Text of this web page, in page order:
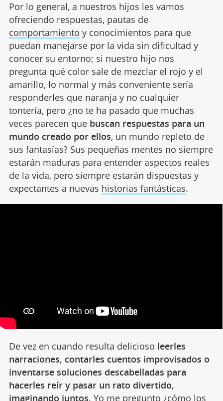
Por lo general, a nuestros hijos les vamos
ofreciendo respuestas, pautas de
comportamiento y conocimientos para que
puedan manejarse por la vida sin dificultad y
conocer su entorno; si nuestro hijo nos
pregunta qué color sale de mezclar el rojo y el
amarillo, lo normal y más conveniente sería
responderles que naranja y no cualquier
tontería, pero ¿no te ha pasado que muchas
veces parecen que buscan respuestas para un
mundo creado por ellos, un mundo repleto de
sus fantasías? Sus pequeñas mentes no siempre
estarán maduras para entender aspectos reales
de la vida, pero siempre estarán dispuestas y
expectantes a nuevas historias fantásticas.
De vez en cuando resulta delicioso leerles
narraciones, contarles cuentos improvisados o
inventarse soluciones descabelladas para
hacerles reír y pasar un rato divertido,
imaginando juntos. Yo me pregunto ¿cómo los